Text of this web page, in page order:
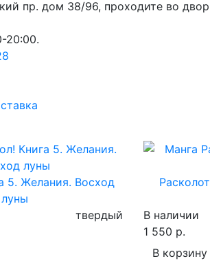
пр. дом 38/96, проходите во
20:00.
5. Желания. Восход
луны
твердый
В наличии
1 550 р.
В корзину